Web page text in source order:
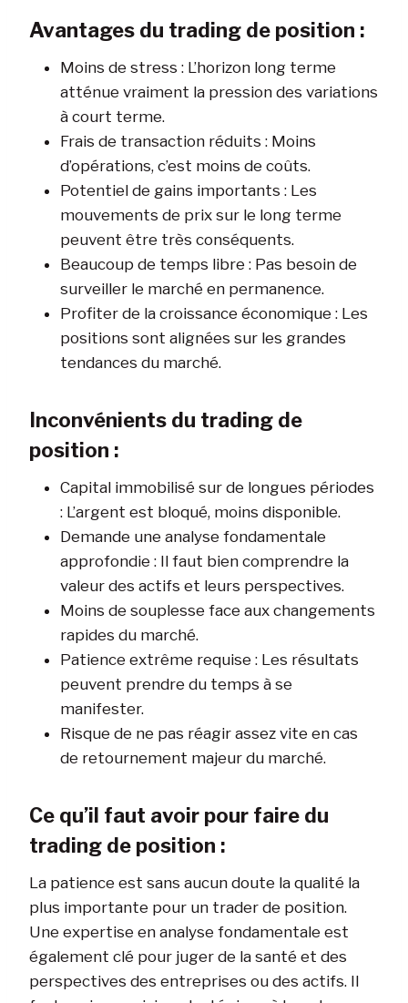
Avantages du trading de position :
Moins de stress : L’horizon long terme
atténue vraiment la pression des variations
à court terme.
Frais de transaction réduits : Moins
d’opérations, c’est moins de coûts.
Potentiel de gains importants : Les
mouvements de prix sur le long terme
peuvent être très conséquents.
Beaucoup de temps libre : Pas besoin de
surveiller le marché en permanence.
Profiter de la croissance économique : Les
positions sont alignées sur les grandes
tendances du marché.
Inconvénients du trading de
position :
Capital immobilisé sur de longues périodes
: L’argent est bloqué, moins disponible.
Demande une analyse fondamentale
approfondie : Il faut bien comprendre la
valeur des actifs et leurs perspectives.
Moins de souplesse face aux changements
rapides du marché.
Patience extrême requise : Les résultats
peuvent prendre du temps à se
manifester.
Risque de ne pas réagir assez vite en cas
de retournement majeur du marché.
Ce qu’il faut avoir pour faire du
trading de position :
La patience est sans aucun doute la qualité la
plus importante pour un trader de position.
Une expertise en analyse fondamentale est
également clé pour juger de la santé et des
perspectives des entreprises ou des actifs. Il